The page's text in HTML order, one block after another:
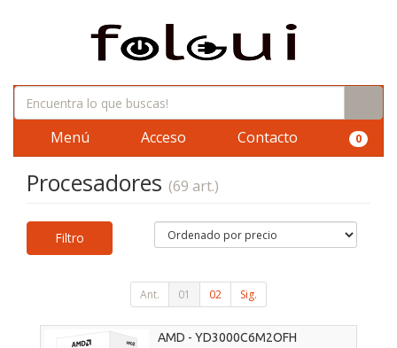
Menú Acceso Contacto 0
Procesadores (69 art.)
Filtro
Ant. 01 02 Sig.
AMD - YD3000C6M2OFH